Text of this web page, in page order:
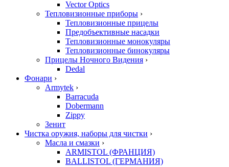
Vector Optics
Тепловизионные приборы ›
Тепловизионные прицелы
Предобъективные насадки
Тепловизионные монокуляры
Тепловизионные бинокуляры
Прицелы Ночного Видения ›
Dedal
Фонари ›
Armytek ›
Barracuda
Dobermann
Zippy
Зенит
Чистка оружия, наборы для чистки ›
Масла и смазки ›
ARMISTOL (ФРАНЦИЯ)
BALLISTOL (ГЕРМАНИЯ)